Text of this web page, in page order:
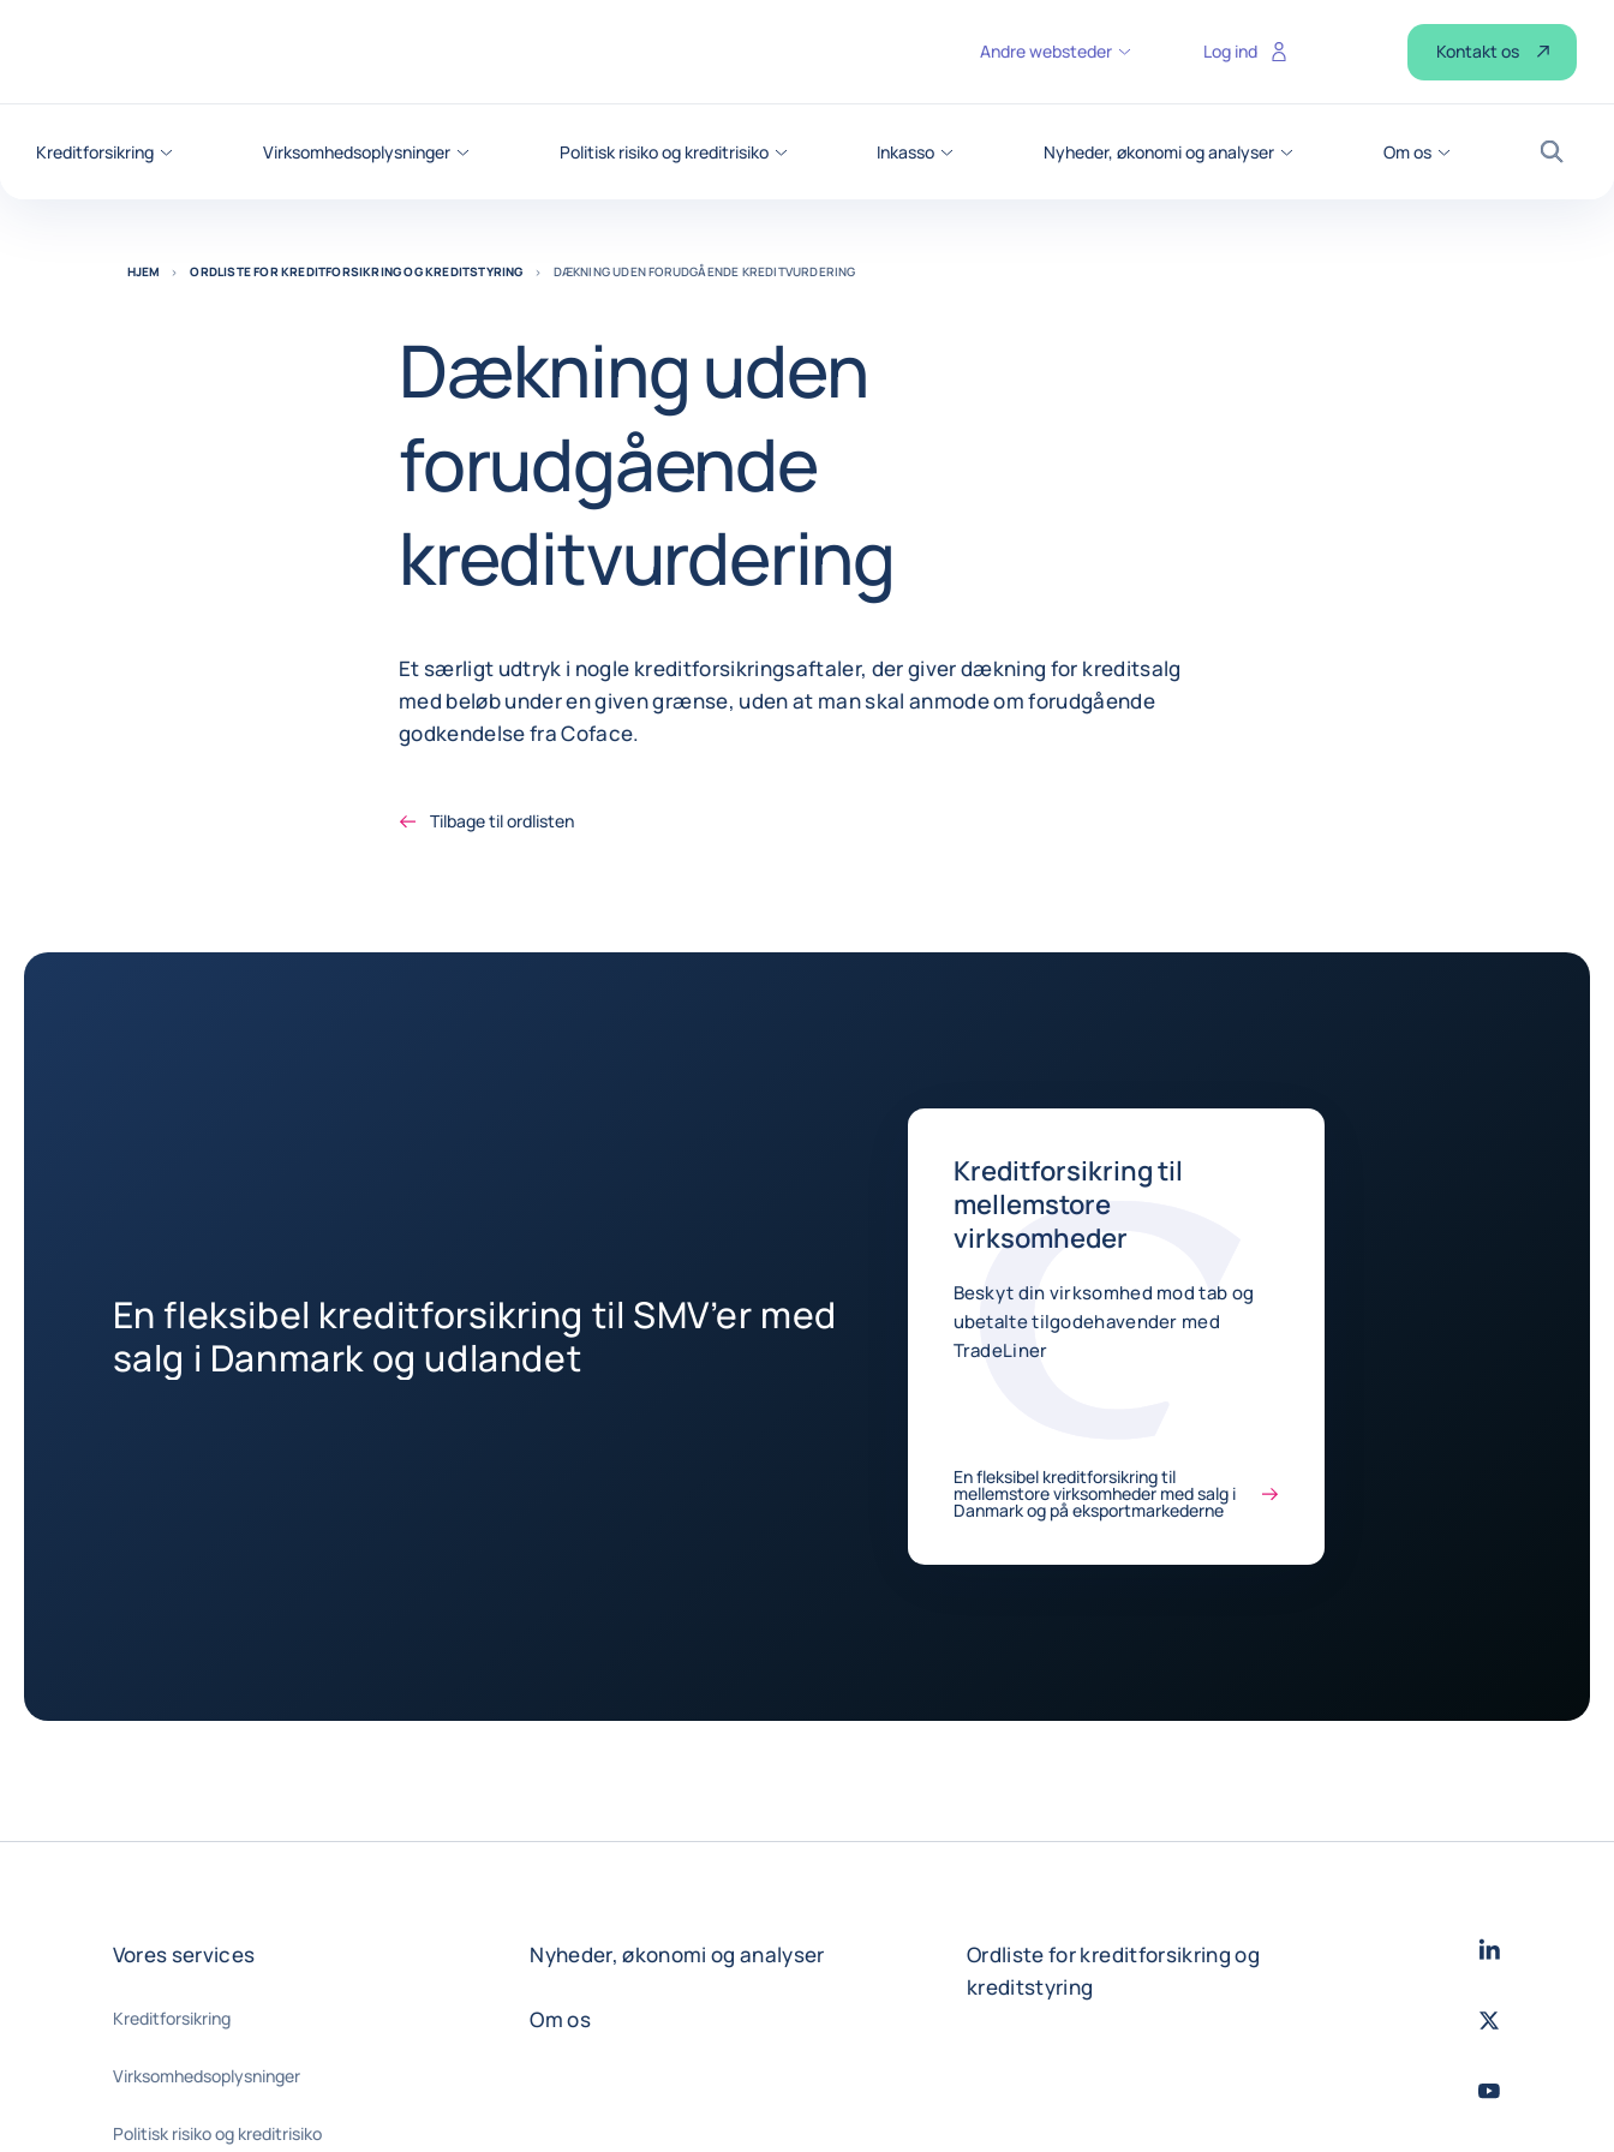
Kreditforsikring Virksomhedsoplysninger Politisk risiko og kreditrisiko Inkasso Nyheder, økonomi og analyser Om os
Søg
Andre websteder Log ind Kontakt os
HJEM ORDLISTE FOR KREDITFORSIKRING OG KREDITSTYRING DÆKNING UDEN FORUDGÅENDE KREDITVURDERING
Dækning uden
forudgående
kreditvurdering
Et særligt udtryk i nogle kreditforsikringsaftaler, der giver dækning for kreditsalg
med beløb under en given grænse, uden at man skal anmode om forudgående
godkendelse fra Coface.
Tilbage til ordlisten
En fleksibel kreditforsikring til SMV’er med
salg i Danmark og udlandet
Kreditforsikring til
mellemstore
virksomheder
Beskyt din virksomhed mod tab og
ubetalte tilgodehavender med
TradeLiner
En fleksibel kreditforsikring til
mellemstore virksomheder med salg i
Danmark og på eksportmarkederne
Vores services
Kreditforsikring
Virksomhedsoplysninger
Politisk risiko og kreditrisiko
Nyheder, økonomi og analyser
Om os
Ordliste for kreditforsikring og
kreditstyring
LinkedIn
Twitter
Youtube